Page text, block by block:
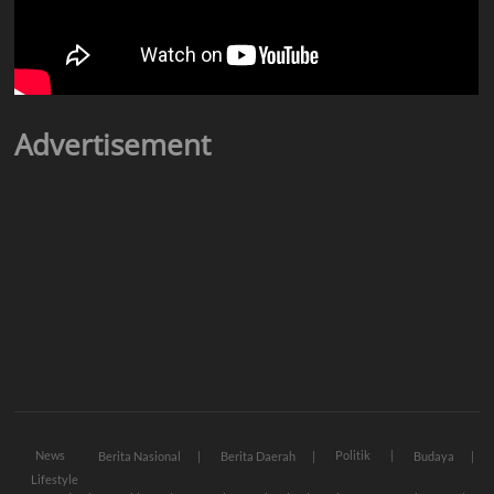
Advertisement
News Berita Nasional Berita Daerah Politik
Budaya
Lifestyle